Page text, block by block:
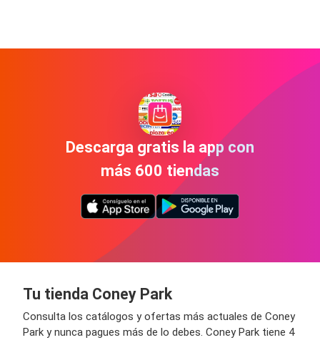
Descarga gratis la app con
más 600 tiendas
Tu tienda Coney Park
Consulta los catálogos y ofertas más actuales de Coney
Park y nunca pagues más de lo debes. Coney Park tiene 4